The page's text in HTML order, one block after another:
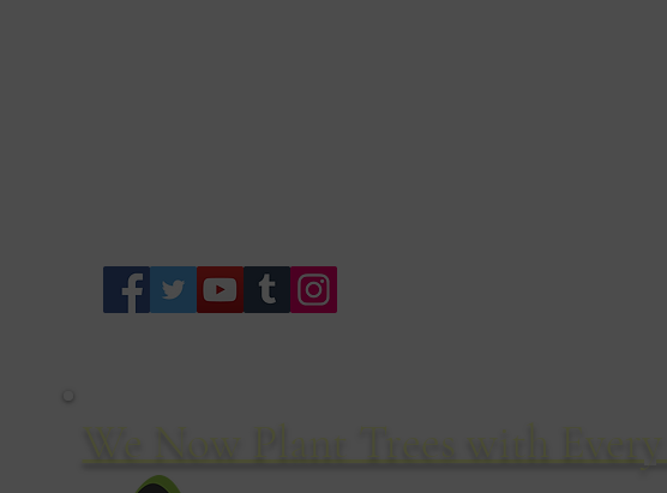
We Now Plant Trees with Every